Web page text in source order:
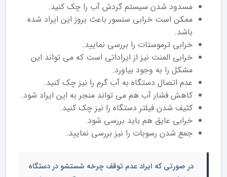
مسدود شدن سیستم گردش آب را چک کنید.
ممکن است خرابی سنسور باعث بروز این ایراد شده
باشد.
خرابی ترموستات را بررسی نمایید.
خرابی المنت نیز از ایراداتی است که می تواند این
مشکل را به وجود بیاورد.
عدم اتصال دستگاه به آب گرم را نیز چک کنید.
کاهش فشار آب هم می تواند منجر به این ایراد شود.
کثیف شدن فیلتر دستگاه را نیز چک کنید.
خرابی عایق هم باید بررسی شود.
جمع شدن رسوبات را نیز بررسی نمایید.
در صورتی که ایراد عدم توقف چرخه شستشو در دستگاه